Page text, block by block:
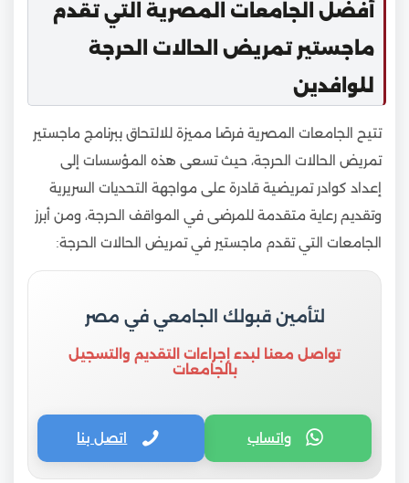
أفضل الجامعات المصرية التي تقدم
ماجستير تمريض الحالات الحرجة
للوافدين
تتيح الجامعات المصرية فرصًا مميزة للالتحاق ببرنامج ماجستير
تمريض الحالات الحرجة، حيث تسعى هذه المؤسسات إلى
إعداد كوادر تمريضية قادرة على مواجهة التحديات السريرية
وتقديم رعاية متقدمة للمرضى في المواقف الحرجة، ومن أبرز
الجامعات التي تقدم ماجستير في تمريض الحالات الحرجة:
لتأمين قبولك الجامعي في مصر
تواصل معنا لبدء إجراءات التقديم والتسجيل
بالجامعات
واتساب اتصل بنا